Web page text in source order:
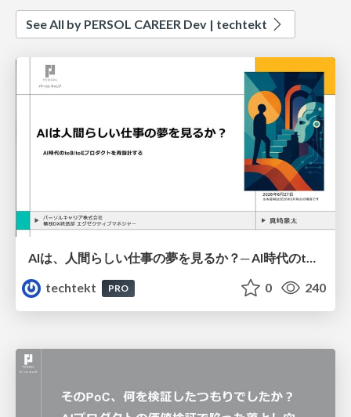
See All by PERSOL CAREER Dev | techtekt
AIは、人間らしい仕事の夢を見るか？─ AI時代のtoB/toEプロダクトを再設計する
techtekt
PRO 0 240